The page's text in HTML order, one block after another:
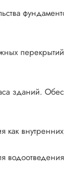
зданий.